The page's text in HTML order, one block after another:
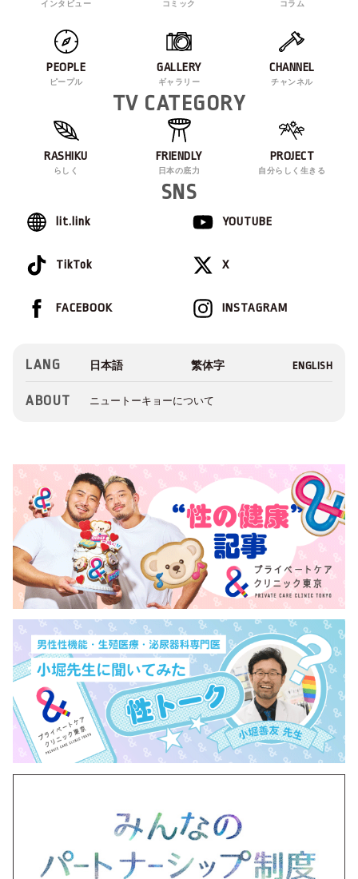
インタビュー コミック コラム
PEOPLE
ピープル
GALLERY
ギャラリー
CHANNEL
チャンネル
TV CATEGORY
RASHIKU
らしく
FRIENDLY
日本の底力
PROJECT
自分らしく生きる
SNS
lit.link YOUTUBE
TikTok X
INSTAGRAM
FACEBOOK
LANG
ABOUT ニュートーキョーについて